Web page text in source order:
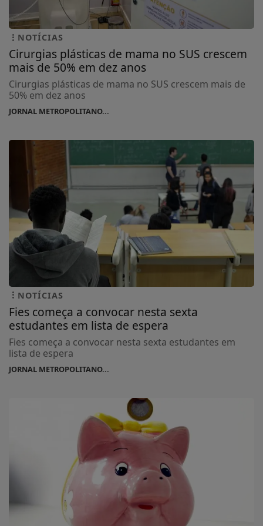
NOTÍCIAS
Cirurgias plásticas de mama no SUS crescem
mais de 50% em dez anos
Cirurgias plásticas de mama no SUS crescem mais de
50% em dez anos
JORNAL METROPOLITANO...
NOTÍCIAS
Fies começa a convocar nesta sexta
estudantes em lista de espera
Fies começa a convocar nesta sexta estudantes em
lista de espera
JORNAL METROPOLITANO...